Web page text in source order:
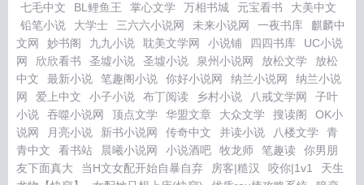
七毛中文
BL鲤鱼王 掌心文学 万相书城 元宝看书
大美中文
铅笔小说
大学士 三六六小说网 未来小说网 一夜书库
麒麟中
文网
妙书阁 九九小说 耽美文学网 小说铺 四四书库
UC小说
网
欣欣看书 圣墟小说 圣墟小说 泉州小说网 放松文学
放松
中文
最新小说 笔趣阁小说 你好小说网 纳兰小说网
纳兰小说
网
爱上中文 小子小说 布丁阅读 乡村小说 八戒文学网
子叶
小说
吞噬小说网 顶点文学 华盟文章 大众文学 搜读阁
OK小
说网
月亮小说 新书小说网 传奇中文 并读小说 八楼文学
青
青中文
看书站 晨曦小说网 小说酒吧 牧龙师 笔趣读
你男朋
友下面真大
当H文女配开始自暴自弃 房客|糙汉 咬你|1v1
天生